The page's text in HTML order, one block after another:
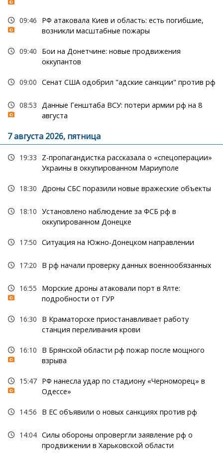
09:46
РФ атаковала Киев и область: есть погибшие,
возникли масштабные пожары
09:40
Бои на Донетчине: новые продвижения
оккупантов
09:00 Сенат США одобрил "адские санкции" против рф
08:53 Данные Генштаба ВСУ: потери армии рф на 8
августа
7 августа 2026, пятница
19:33
Z-пропагандистка рассказала о «спецоперации»
Украины в оккупированном Мариуполе
18:30 Дроны СБС поразили новые вражеские объекты
18:10 Установлено наблюдение за ФСБ рф в
оккупированном Донецке
17:50 Ситуация на Южно-Донецком направлении
17:20 В рф начали проверку данных военнообязанных
16:55
Морские дроны атаковали порт в Ялте:
подробности от ГУР
16:30
В Краматорске приостанавливает работу
станция переливания крови
16:10
В Брянской области рф пожар после мощного
взрыва
15:47 РФ нанесла удар по стадиону «Черноморец» в
Одессе»
14:56 В ЕС объявили о новых санкциях против рф
14:04 Силы обороны опровергли заявление рф о
продвижении в Харьковской области